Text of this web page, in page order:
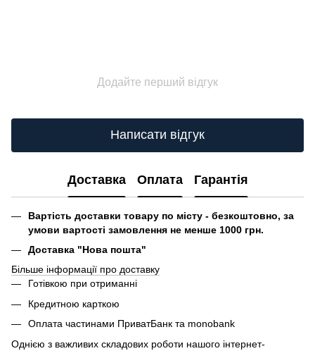
Додайте перший відгук
Написати відгук
Доставка Оплата Гарантія
Вартість доставки товару по місту - безкоштовно, за
умови вартості замовлення не менше 1000 грн.
Доставка "Нова пошта"
Більше інформації про доставку
Готівкою при отриманні
Кредитною карткою
Оплата частинами ПриватБанк та monobank
Однією з важливих складових роботи нашого інтернет-